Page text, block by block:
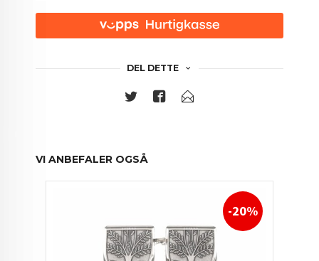
DEL DETTE
VI ANBEFALER OGSÅ
-20%